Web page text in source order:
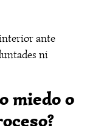
ante
ni
miedo o